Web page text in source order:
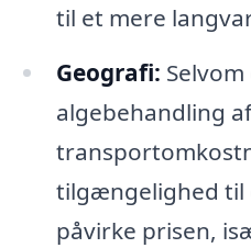
til et mere
Geografi:
algebehandling
tilgængelighed til
påvirke prisen,